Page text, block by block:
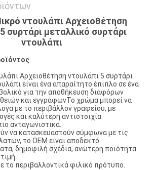
ντουλάπι Αρχειοθέτηση
συρτάρι μεταλλικό συρτάρι
ντουλάπι
Αρχειοθέτηση ντουλάπι 5 συρτάρι
είναι ένα απαραίτητο έπιπλο σε ένα
για την αποθήκευση διαφόρων
και εγγράφωνΤο χρώμα μπορεί να
με το περιβάλλον γραφείου, με
και καλύτερη αντιστοιχία.
ανταγωνιστικά.
να κατασκευαστούν σύμφωνα με τις
το OEM είναι αποδεκτό.
δημοφιλή σχέδια, ανώτερη ποιότητα
το περιβαλλοντικά φιλικό πρότυπο.